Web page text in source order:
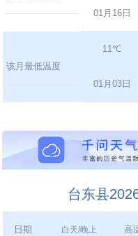
01月16日
该月最低温度
11℃
01月03日
台东县
日期 白天/晚上 高